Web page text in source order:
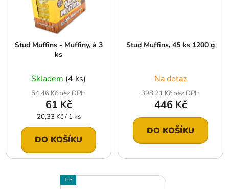
Stud Muffins - Muffiny, à 3
ks
Skladem (4 ks)
54,46 Kč bez DPH
61 Kč
Měrná
cena:
20,33 Kč / 1 ks
DO KOŠÍKU
Stud Muffins, 45 ks 1200 g
Na dotaz
398,21 Kč bez DPH
446 Kč
DO KOŠÍKU
TIP